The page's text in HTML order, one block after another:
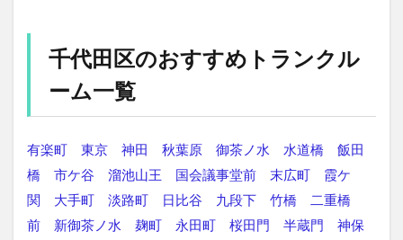
千代田区のおすすめトランクル
ーム一覧
有楽町 東京 神田 秋葉原 御茶ノ水 水道橋
飯田
橋
市ケ谷 溜池山王 国会議事堂前 末広町
霞ケ
関
大手町 淡路町 日比谷 九段下 竹橋
二重橋
前
新御茶ノ水 麹町 永田町 桜田門 半蔵門
神保